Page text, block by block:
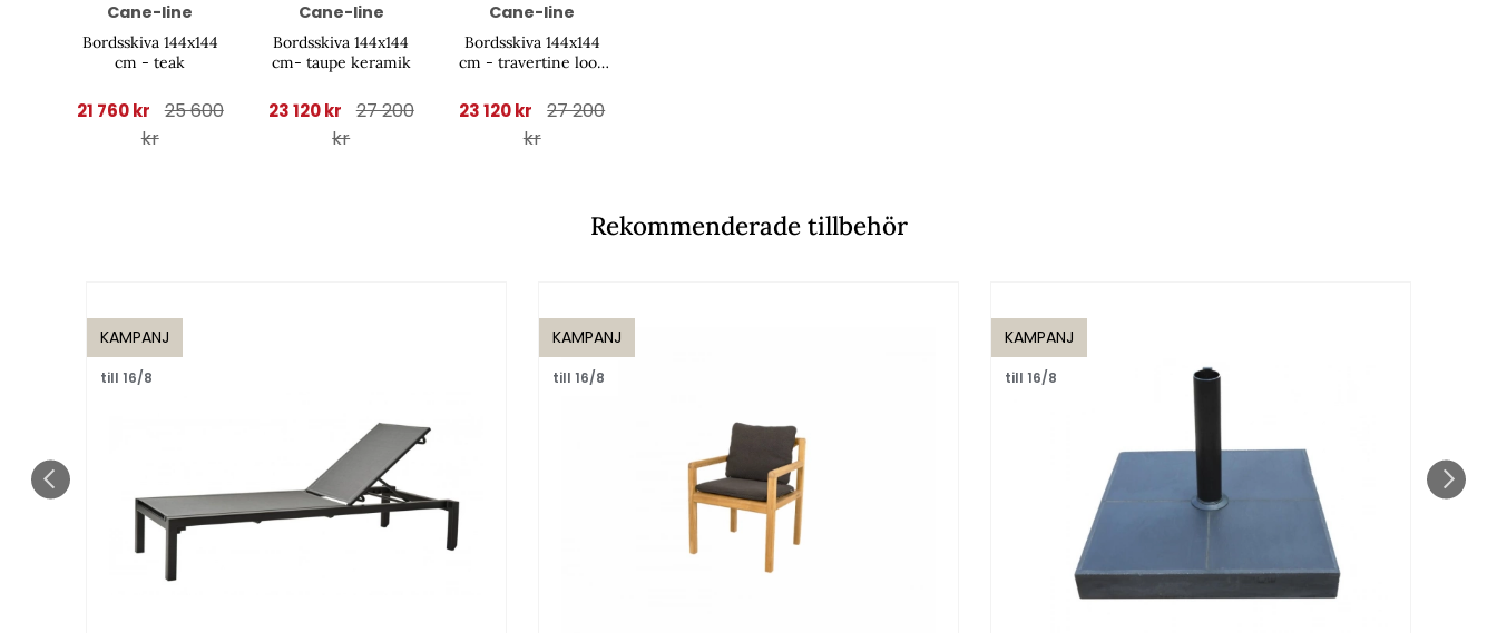
Cane-line
Bordsskiva 144x144
cm - teak
21 760 kr
25 600
kr
Cane-line
Bordsskiva 144x144
cm- taupe keramik
23 120 kr
27 200
kr
Cane-line
Bordsskiva 144x144
cm - travertine look
23 120 kr
27 200
kr
Rekommenderade tillbehör
KAMPANJ
till 16/8
KAMPANJ
till 16/8
KAMPANJ
till 16/8